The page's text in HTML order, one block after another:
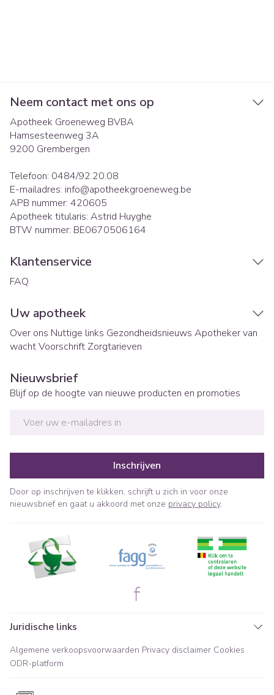
Neem contact met ons op
Apotheek Groeneweg BVBA
Hamsesteenweg 3A
9200 Grembergen
Telefoon: 0484/92.20.08
E-mailadres: info@apotheekgroeneweg.be
APB nummer: 420605
Apotheek titularis: Astrid Huyghe
BTW nummer: BE0670506164
Klantenservice
FAQ
Uw apotheek
Over ons Nuttige links Gezondheidsnieuws Apotheker van
wachtVoorschrift Zorgtarieven
Nieuwsbrief
Blijf op de hoogte van nieuwe producten en promoties
Inschrijven
Door op inschrijven te klikken, schrijft u zich in voor onze
nieuwsbrief en gaat u akkoord met onze privacy policy.
Juridische links
Algemene verkoopsvoorwaarden Privacy disclaimer Cookies
ODR-platform